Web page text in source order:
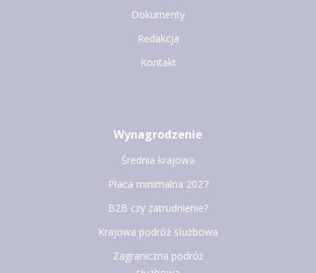
Dokumenty
Redakcja
Kontakt
Wynagrodzenie
Średnia krajowa
Płaca minimalna 2027
B2B czy zatrudnienie?
Krajowa podróż służbowa
Zagraniczna podróż